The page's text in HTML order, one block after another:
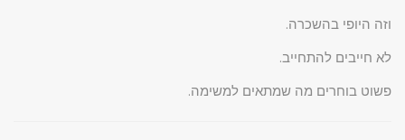
וזה היופי בהשכרה.
לא חייבים להתחייב.
פשוט בוחרים מה שמתאים למשימה.